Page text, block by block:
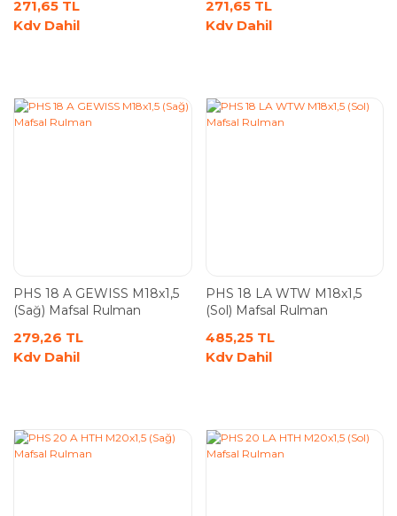
271,65 TL
Kdv Dahil
271,65 TL
Kdv Dahil
PHS 18 A GEWISS M18x1,5
(Sağ) Mafsal Rulman
279,26 TL
Kdv Dahil
PHS 18 LA WTW M18x1,5
(Sol) Mafsal Rulman
485,25 TL
Kdv Dahil